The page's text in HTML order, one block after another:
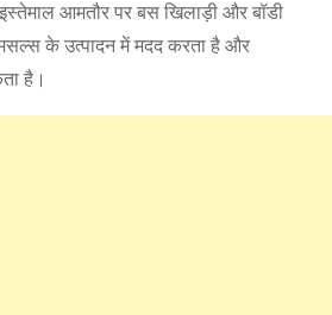
आमतौर पर बस खिलाड़ी और बॉडी
के उत्‍पादन में मदद करता है और
है।